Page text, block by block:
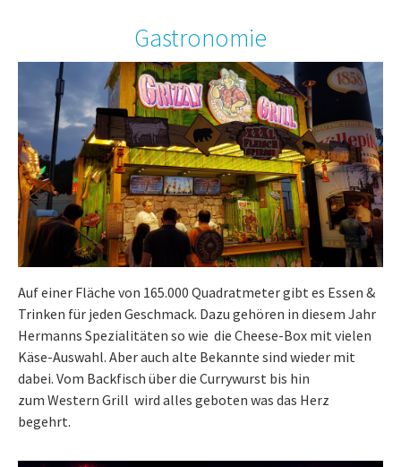
Gastronomie
Auf einer Fläche von 165.000 Quadratmeter gibt es Essen &
Trinken für jeden Geschmack. Dazu gehören in diesem Jahr
Hermanns Spezialitäten so wie die Cheese-Box mit vielen
Käse-Auswahl. Aber auch alte Bekannte sind wieder mit
dabei. Vom Backfisch über die Currywurst bis hin
zum Western Grill wird alles geboten was das Herz
begehrt.